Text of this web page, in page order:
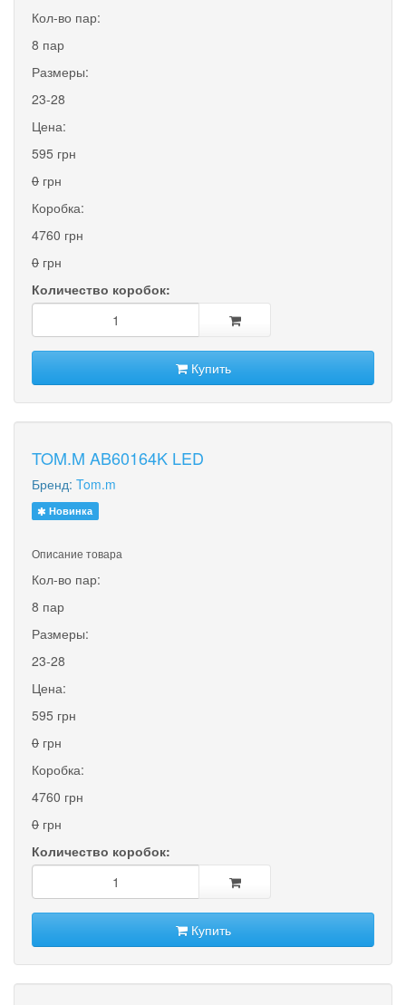
Кол-во пар:
8 пар
Размеры:
23-28
Цена:
595 грн
0 грн
Коробка:
4760 грн
0 грн
Количество коробок:
Купить
TOM.M AB60164K LED
Бренд: Tom.m
Новинка
Описание товара
Кол-во пар:
8 пар
Размеры:
23-28
Цена:
595 грн
0 грн
Коробка:
4760 грн
0 грн
Количество коробок:
Купить